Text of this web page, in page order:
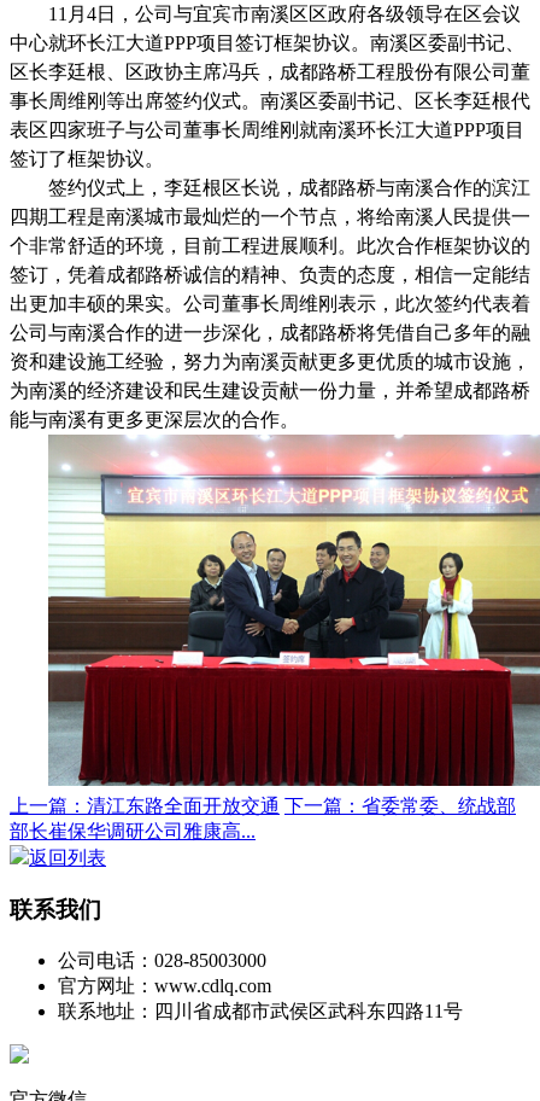
11月4日，公司与宜宾市南溪区区政府各级领导在区会议
中心就环长江大道PPP项目签订框架协议。南溪区委副书记、
区长李廷根、区政协主席冯兵，成都路桥工程股份有限公司董
事长周维刚等出席签约仪式。南溪区委副书记、区长李廷根代
表区四家班子与公司董事长周维刚就南溪环长江大道PPP项目
签订了框架协议。
签约仪式上，李廷根区长说，成都路桥与南溪合作的滨江
四期工程是南溪城市最灿烂的一个节点，将给南溪人民提供一
个非常舒适的环境，目前工程进展顺利。此次合作框架协议的
签订，凭着成都路桥诚信的精神、负责的态度，相信一定能结
出更加丰硕的果实。公司董事长周维刚表示，此次签约代表着
公司与南溪合作的进一步深化，成都路桥将凭借自己多年的融
资和建设施工经验，努力为南溪贡献更多更优质的城市设施，
为南溪的经济建设和民生建设贡献一份力量，并希望成都路桥
能与南溪有更多更深层次的合作。
上一篇：清江东路全面开放交通 下一篇：省委常委、统战部
部长崔保华调研公司雅康高...
返回列表
联系我们
公司电话：028-85003000
官方网址：www.cdlq.com
联系地址：四川省成都市武侯区武科东四路11号